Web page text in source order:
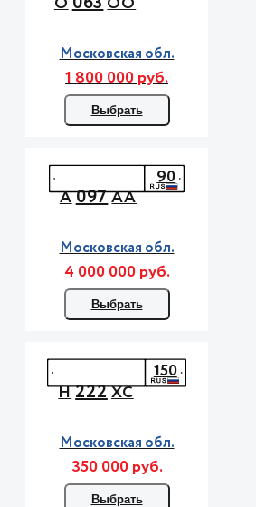
Московская обл.
1 800 000 руб.
Выбрать
А097АА
90
Московская обл.
4 000 000 руб.
Выбрать
Н222ХС
150
Московская обл.
350 000 руб.
Выбрать